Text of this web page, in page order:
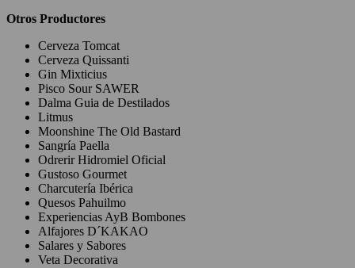
Otros Productores
Cerveza Tomcat
Cerveza Quissanti
Gin Mixticius
Pisco Sour SAWER
Dalma Guia de Destilados
Litmus
Moonshine The Old Bastard
Sangría Paella
Odrerir Hidromiel Oficial
Gustoso Gourmet
Charcutería Ibérica
Quesos Pahuilmo
Experiencias AyB Bombones
Alfajores D´KAKAO
Salares y Sabores
Veta Decorativa